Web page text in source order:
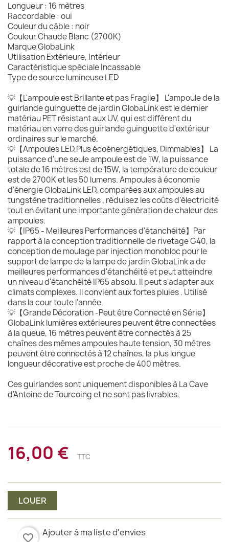
Longueur : 16 mètres
Raccordable : oui
Couleur du câble : noir
Couleur Chaude Blanc (2700K)
Marque GlobaLink
Utilisation Extérieure, Intérieur
Caractéristique spéciale Incassable
Type de source lumineuse LED
💡【L'ampoule est Brillante et pas Fragile】 L'ampoule de la
guirlande guinguette de jardin GlobaLink est le dernier
matériau PET résistant aux UV, qui est différent du
matériau en verre des guirlande guinguette d'extérieur
ordinaires sur le marché.
💡【Ampoules LED,Plus écoénergétiques, Dimmables】 La
puissance d'une seule ampoule est de 1W, la puissance
totale de 16 mètres est de 15W, la température de couleur
est de 2700K et les 50 lumens. Ampoules à économie
d'énergie GlobaLink LED, comparées aux ampoules au
tungstène traditionnelles , réduisez les coûts d'électricité
tout en évitant une importante génération de chaleur des
ampoules.
💡【IP65 - Meilleures Performances d'étanchéité】Par
rapport à la conception traditionnelle de rivetage G40, la
conception de moulage par injection monobloc pour le
support de lampe de la lampe de jardin GlobaLink a de
meilleures performances d'étanchéité et peut atteindre
un niveau d'étanchéité IP65 absolu. Il peut s'adapter aux
climats complexes. Il convient aux fortes pluies . Utilisé
dans la cour toute l'année.
💡【Grande Décoration -Peut être Connecté en Série】
GlobaLink lumières extérieures peuvent être connectées
à la queue, 16 mètres peuvent être connectés à 25
chaînes des mêmes ampoules haute tension, 30 mètres
peuvent être connectés à 12 chaînes, la plus longue
longueur décorative est proche de 400 mètres.
Ces guirlandes sont uniquement disponibles à La Cave
d'Antoine de Tourcoing et ne sont pas livrables.
16,00 € TTC
LOUER
favorite_border Ajouter à ma liste d'envies